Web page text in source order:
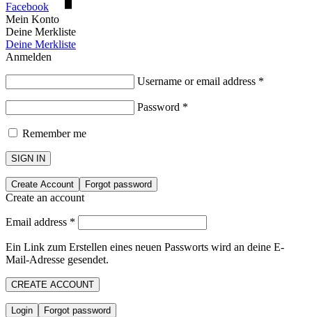
Facebook
Mein Konto
Deine Merkliste
Deine Merkliste
Anmelden
Username or email address *
Password *
Remember me
SIGN IN
Create Account Forgot password
Create an account
Email address *
Ein Link zum Erstellen eines neuen Passworts wird an deine E-
Mail-Adresse gesendet.
CREATE ACCOUNT
Login Forgot password